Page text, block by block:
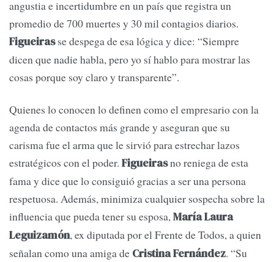
angustia e incertidumbre en un país que registra un
promedio de 700 muertes y 30 mil contagios diarios.
Figueirasse despega de esa lógica y dice: “Siempre
dicen que nadie habla, pero yo sí hablo para mostrar las
cosas porque soy claro y transparente”.
Quienes lo conocen lo definen como el empresario con la
agenda de contactos más grande y aseguran que su
carisma fue el arma que le sirvió para estrechar lazos
estratégicos con el poder. Figueirasno reniega de esta
fama y dice que lo consiguió gracias a ser una persona
respetuosa. Además, minimiza cualquier sospecha sobre la
influencia que pueda tener su esposa,María Laura
Leguizamón, ex diputada por el Frente de Todos, a quien
señalan como una amiga de Cristina Fernández. “Su